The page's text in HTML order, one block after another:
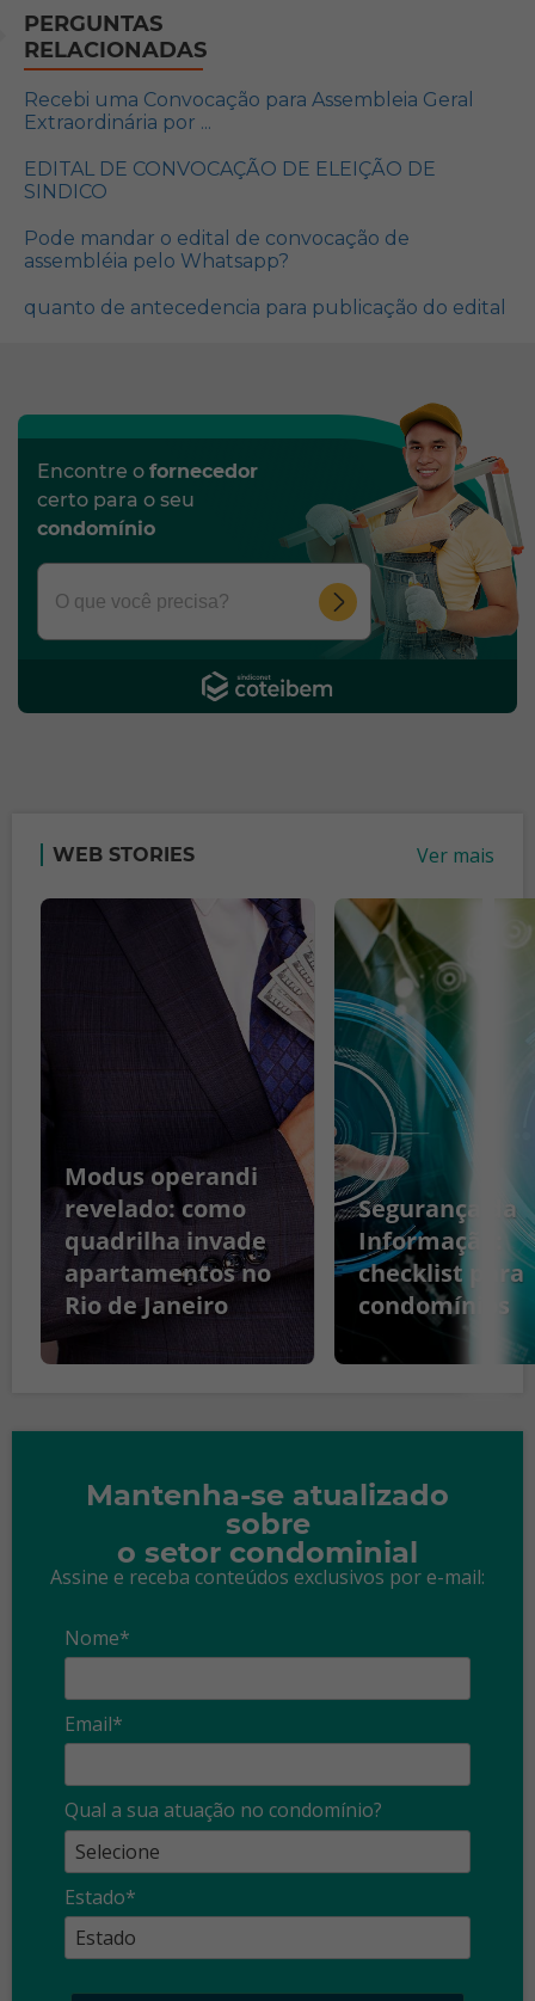
PERGUNTAS
RELACIONADAS
Recebi uma Convocação para Assembleia Geral
Extraordinária por ...
EDITAL DE CONVOCAÇÃO DE ELEIÇÃO DE
SINDICO
Pode mandar o edital de convocação de
assembléia pelo Whatsapp?
quanto de antecedencia para publicação do edital
Encontre o fornecedor
certo para o seu
condomínio
WEB STORIES Ver mais
Modus operandi
revelado: como
quadrilha invade
apartamentos no
Rio de Janeiro
Segurança da
Informação:
checklist para
condomínios
Mantenha-se atualizado
sobre
o setor condominial
Assine e receba conteúdos exclusivos por e-mail:
Nome*
Email*
Qual a sua atuação no condomínio?
Estado*